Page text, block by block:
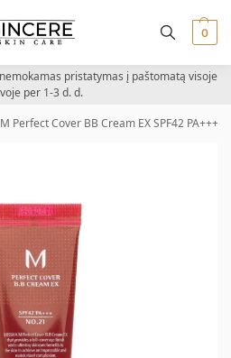
0
pristatymas į paštomatą visoje
per 1-3 d. d.
Perfect Cover BB Cream EX SPF42